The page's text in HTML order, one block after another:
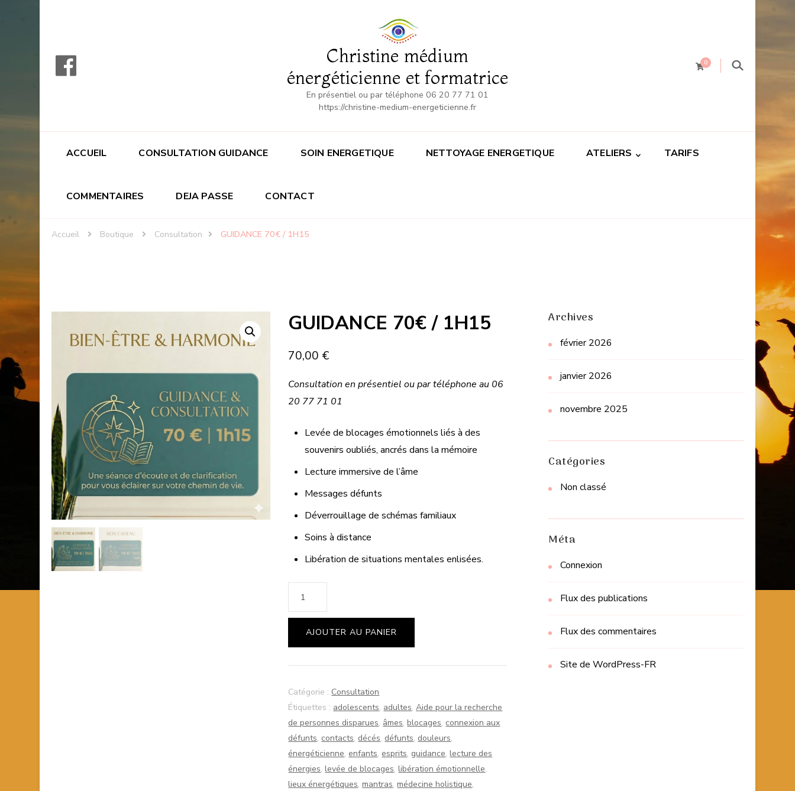
Christine médium
énergéticienne et formatrice
En présentiel ou par téléphone 06 20 77 71 01
https://christine-medium-energeticienne.fr
0
ACCUEIL CONSULTATION GUIDANCE SOIN ENERGETIQUE NETTOYAGE ENERGETIQUE ATELIERS TARIFS
COMMENTAIRES DEJA PASSE CONTACT
Accueil Boutique Consultation GUIDANCE 70€ / 1H15
GUIDANCE 70€ / 1H15
70,00 €
Consultation enprésentiel ou par téléphone au 06
20 77 71 01
Levée de blocages émotionnels liés à des
souvenirs oubliés, ancrés dans la mémoire
Lecture immersive de l’âme
Messages défunts
Déverrouillage de schémas familiaux
Soins à distance
Libération de situations mentales enlisées.
AJOUTER AU PANIER
Catégorie : Consultation
Étiquettes : adolescents, adultes,Aide pour la recherche
de personnes disparues, âmes,blocages, connexion aux
défunts, contacts,décés,défunts,douleurs,
énergéticienne, enfants, esprits, guidance,lecture des
énergies,levée de blocages,libération émotionnelle,
lieux énergétiques,mantras,médecine holistique,
Archives
février 2026
janvier 2026
novembre 2025
Catégories
Non classé
Méta
Connexion
Flux des publications
Flux des commentaires
Site de WordPress-FR